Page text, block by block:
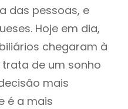
das pessoas, e
Hoje em dia,
chegaram à
de um sonho
mais
é a mais